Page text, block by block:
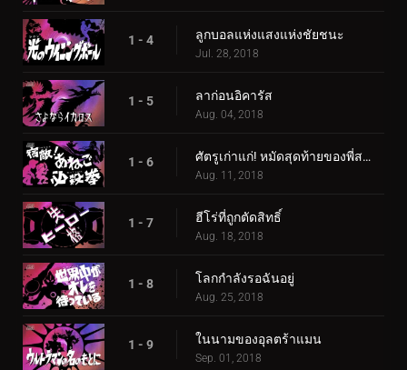
1 - 4 ลูกบอลแห่งแสงแห่งชัยชนะ
Jul. 28, 2018
1 - 5 ลาก่อนอิคารัส
Aug. 04, 2018
1 - 6 ศัตรูเก่าแก่! หมัดสุดท้ายของพี่สาวของเรา
Aug. 11, 2018
1 - 7 ฮีโร่ที่ถูกตัดสิทธิ์
Aug. 18, 2018
1 - 8 โลกกำลังรอฉันอยู่
Aug. 25, 2018
1 - 9 ในนามของอุลตร้าแมน
Sep. 01, 2018